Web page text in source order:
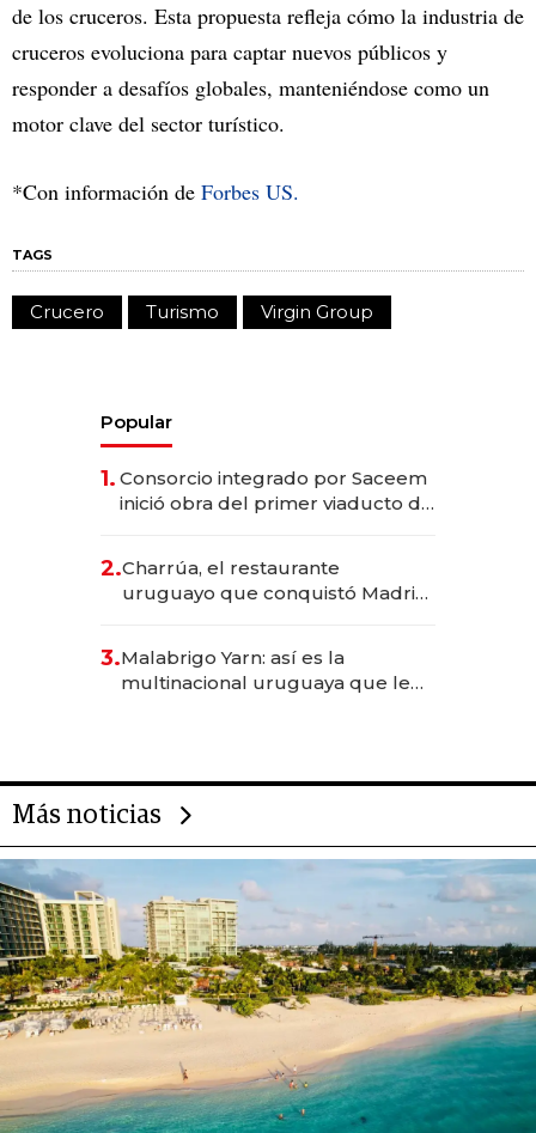
de los cruceros. Esta propuesta refleja cómo la industria de
cruceros evoluciona para captar nuevos públicos y
responder a desafíos globales, manteniéndose como un
motor clave del sector turístico.
*Con información de Forbes US.
TAGS
Crucero Turismo Virgin Group
Popular
1. Consorcio integrado por Saceem
inició obra del primer viaducto de
millones
2.Charrúa, el restaurante
uruguayo que conquistó Madrid:
anticipación y prepara apertura
3.Malabrigo Yarn: así es la
multinacional uruguaya que le
Más noticias